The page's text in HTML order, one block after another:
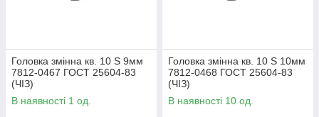
Головка змінна кв. 10 S 9мм
7812-0467 ГОСТ 25604-83
(ЧІЗ)
В наявності 1 од.
Головка змінна кв. 10 S 10мм
7812-0468 ГОСТ 25604-83
(ЧІЗ)
В наявності 10 од.